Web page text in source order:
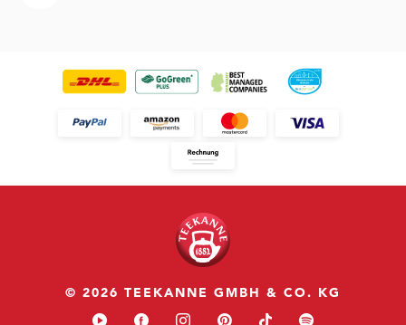
© 2026 TEEKANNE GMBH & CO. KG